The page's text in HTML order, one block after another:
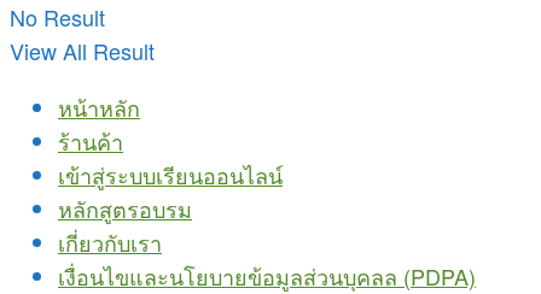
No Result
View All Result
หน้าหลัก
ร้านค้า
เข้าสู่ระบบเรียนออนไลน์
หลักสูตรอบรม
เกี่ยวกับเรา
เงื่อนไขและนโยบายข้อมูลส่วนบุคลล (PDPA)